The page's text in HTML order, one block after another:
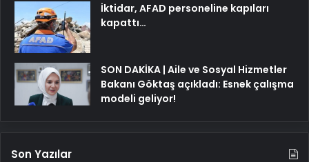
İktidar, AFAD personeline kapıları
kapattı…
SON DAKİKA | Aile ve Sosyal Hizmetler
Bakanı Göktaş açıkladı: Esnek çalışma
modeli geliyor!
Son Yazılar